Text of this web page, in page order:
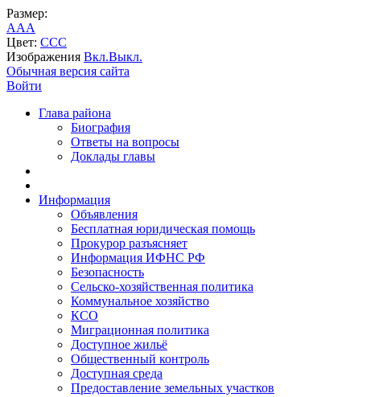
Размер:
AAA
Цвет: CCC
Изображения Вкл.Выкл.
Обычная версия сайта
Войти
Глава района
Биография
Ответы на вопросы
Доклады главы
Информация
Объявления
Бесплатная юридическая помощь
Прокурор разъясняет
Информация ИФНС РФ
Безопасность
Сельско-хозяйственная политика
Коммунальное хозяйство
КСО
Миграционная политика
Доступное жильё
Общественный контроль
Доступная среда
Предоставление земельных участков